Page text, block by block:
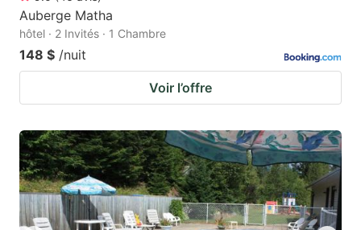
Auberge Matha
hôtel · 2 Invités · 1 Chambre
148 $ /nuit
Voir l’offre